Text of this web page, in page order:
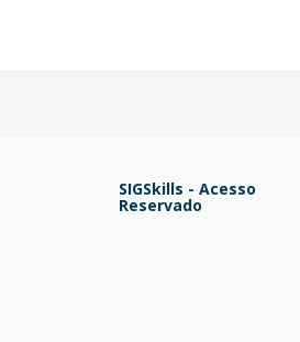
SIGSkills - Acesso
Reservado